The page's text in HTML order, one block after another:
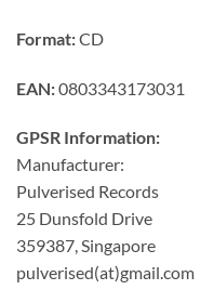
Format:CD
EAN:0803343173031
GPSR Information:
Manufacturer:
Pulverised Records
25 Dunsfold Drive
359387, Singapore
pulverised(at)gmail.com